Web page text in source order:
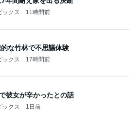
ックス 11時間前
な竹林で不思議体験
ックス 17時間前
彼女が辛かったとの話
ックス 1日前